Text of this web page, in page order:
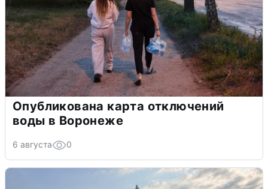
Опубликована карта отключений
воды в Воронеже
6 августа 0